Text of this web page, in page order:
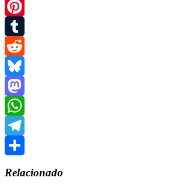
Twitter
Pinterest
Tumblr
Reddit
Bluesky
Mastodon
WhatsApp
Telegram
Relacionado